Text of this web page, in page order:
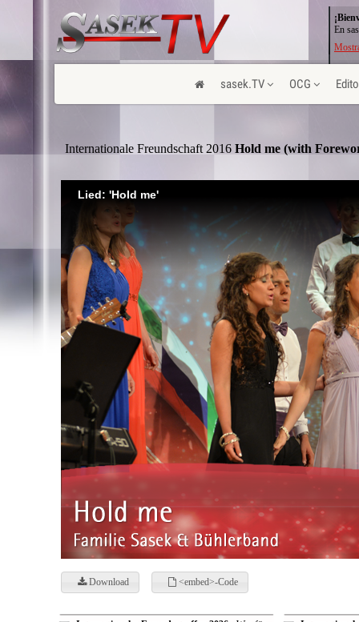
sasek.TV OCG
En
Internationale Freundschaft 2016  Hold me (with
Lied: 'Hold me'
Download <embed>-Code